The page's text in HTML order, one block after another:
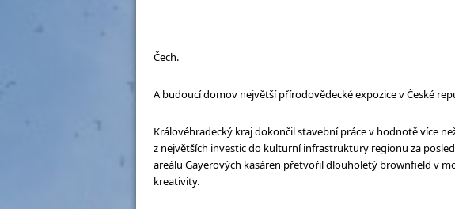
Čech.
A budoucí domov největší přírodovědecké expozice v České
Královéhradecký kraj dokončil stavební práce v hodnotě více
z největších investic do kulturní infrastruktury regionu za
areálu Gayerových kasáren přetvořil dlouholetý brownfield v
kreativity.